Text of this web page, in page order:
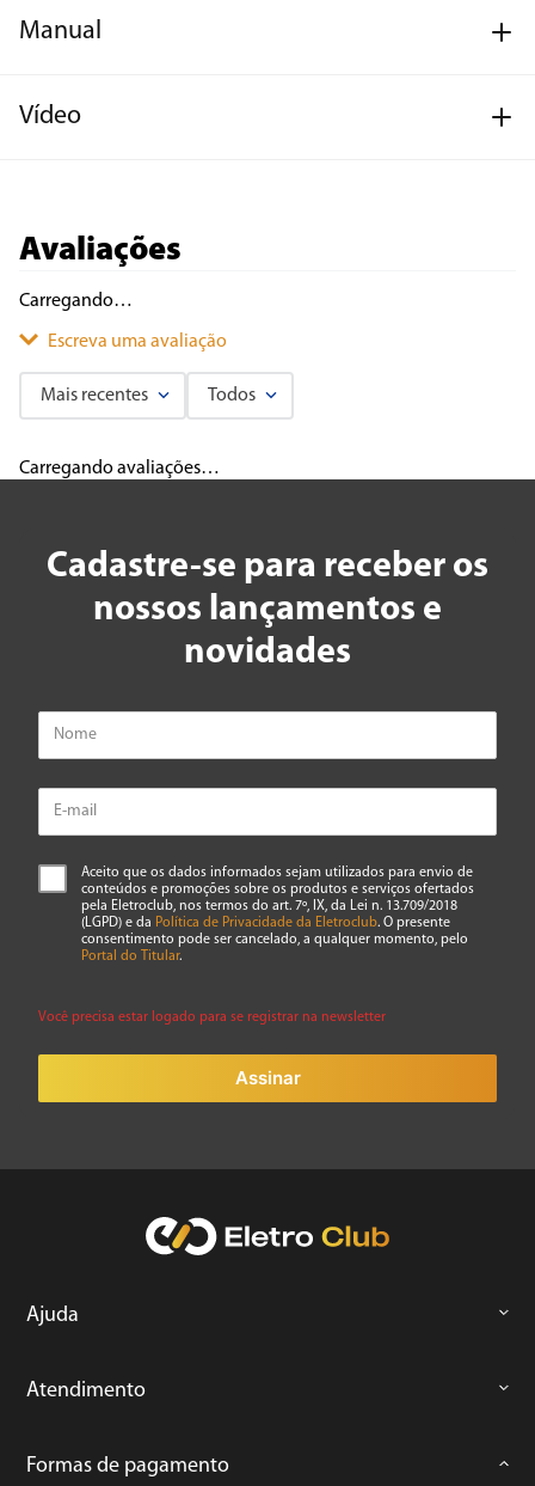
Manual
Vídeo
Avaliações
Carregando…
Escreva uma avaliação
Título
Avalie o produto de 1 a 5 estrelas
★★★★
ENVIAR AVALIAÇÃO
Mais recentes Todos
Carregando avaliações…
Cadastre-se para receber os
nossos lançamentos e
novidades
Aceito que os dados informados sejam utilizados para envio de
conteúdos e promoções sobre os produtos e serviços ofertados
pela Eletroclub, nos termos do art. 7º, IX, da Lei n. 13.709/2018
(LGPD) e da Política de Privacidade da Eletroclub. O presente
consentimento pode ser cancelado, a qualquer momento, pelo
Portal do Titular.
Você precisa estar logado para se registrar na newsletter
Assinar
Ajuda
Atendimento
Formas de pagamento